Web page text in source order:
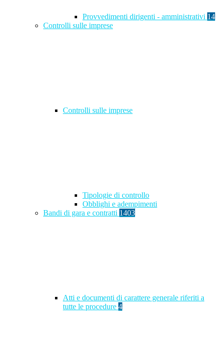
Provvedimenti dirigenti - amministrativi 14
Controlli sulle imprese
Controlli sulle imprese
Tipologie di controllo
Obblighi e adempimenti
Bandi di gara e contratti 1403
Atti e documenti di carattere generale riferiti a
tutte le procedure 4